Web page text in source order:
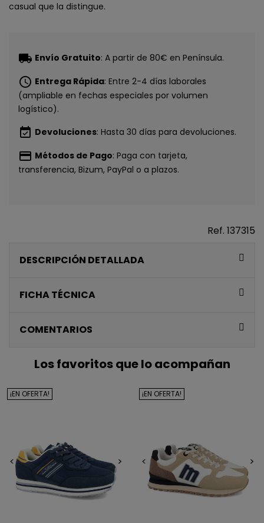
casual que la distingue.
local_shipping Envío Gratuito: A partir de 80€ en Península.
schedule Entrega Rápida: Entre 2-4 días laborales
(ampliable en fechas especiales por volumen
logístico).
event_available Devoluciones: Hasta 30 días para devoluciones.
payment Métodos de Pago: Paga con tarjeta,
transferencia, Bizum, PayPal o a plazos.
Ref. 137315
DESCRIPCIÓN DETALLADA
FICHA TÉCNICA
COMENTARIOS
Los favoritos que lo acompañan
< >
¡EN OFERTA!
< >
¡EN OFERTA!
CONSIGUE
5€ GRATIS
EN TU PRIMERA
Únete a nuestra lista privada y recibe5€ de regalo
para tu primera compra* (en pedidos de 80€ o más)
Además, acceso anticipado a lanzamientos y